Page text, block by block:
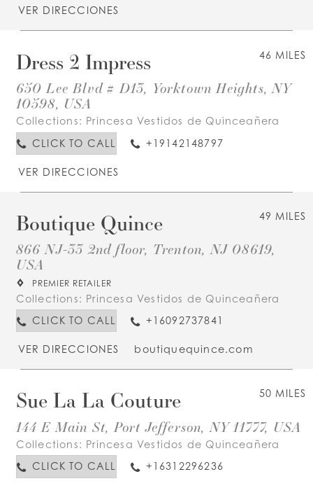
VER DIRECCIONES
46 MILES
Dress 2 Impress
650 Lee Blvd # D13, Yorktown Heights, NY
10598, USA
Collections: Princesa Vestidos de Quinceañera
CLICK TO CALL
+19142148797
VER DIRECCIONES
49 MILES
Boutique Quince
866 NJ-33 2nd floor, Trenton, NJ 08619,
USA
PREMIER RETAILER
Collections: Princesa Vestidos de Quinceañera
CLICK TO CALL
+16092737841
VER DIRECCIONES boutiquequince.com
50 MILES
Sue La La Couture
144 E Main St, Port Jefferson, NY 11777, USA
Collections: Princesa Vestidos de Quinceañera
CLICK TO CALL
+16312296236